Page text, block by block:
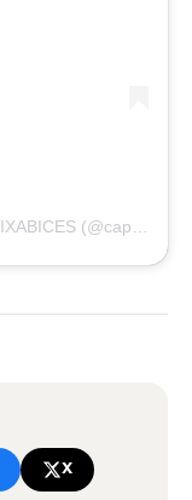
Uma publicação compartilhada por CAPIXABICES (@capixabices_)
X